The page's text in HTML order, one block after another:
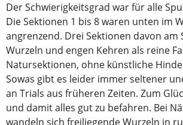
Der Schwierigkeitsgrad war für alle
Die Sektionen 1 bis 8 waren unten im
angrenzend. Drei Sektionen davon am
Wurzeln und engen Kehren als reine
Natursektionen, ohne künstliche
Sowas gibt es leider immer seltener
an Trials aus früheren Zeiten. Zum
und damit alles gut zu befahren. Bei
wandeln sich freiliegende Wurzeln in